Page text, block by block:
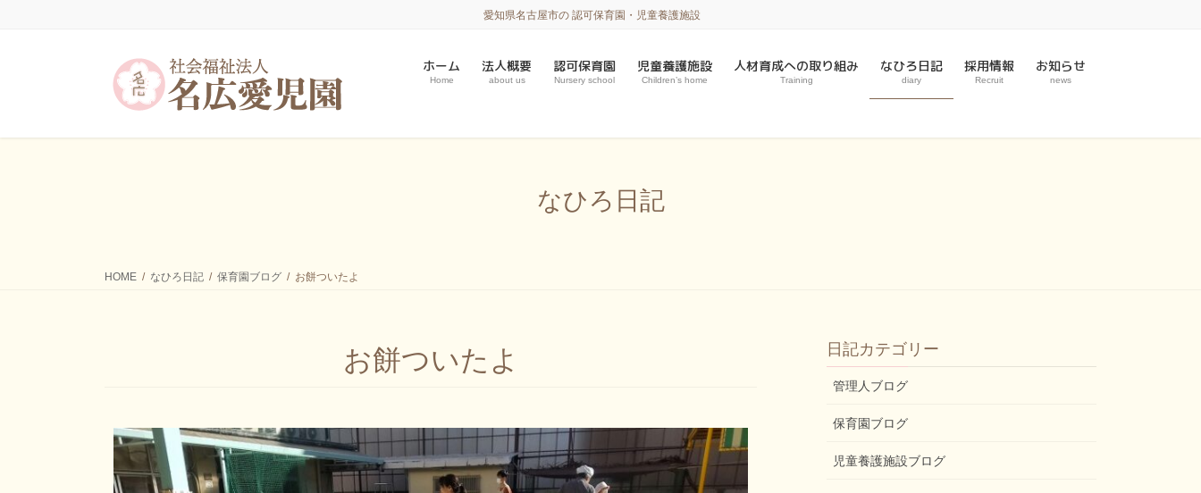
愛知県名古屋市の 認可保育園・児童養護施設
ホーム
Home
法人概要
about us
認可保育園
Nursery school
児童養護施設
Children’s home
人材育成への取り組み
Training
なひろ日記
diary
採用情報
Recruit
お知らせ
news
なひろ日記
HOME なひろ日記 保育園ブログ お餅ついたよ
お餅ついたよ 日記カテゴリー
管理人ブログ
保育園ブログ
児童養護施設ブログ